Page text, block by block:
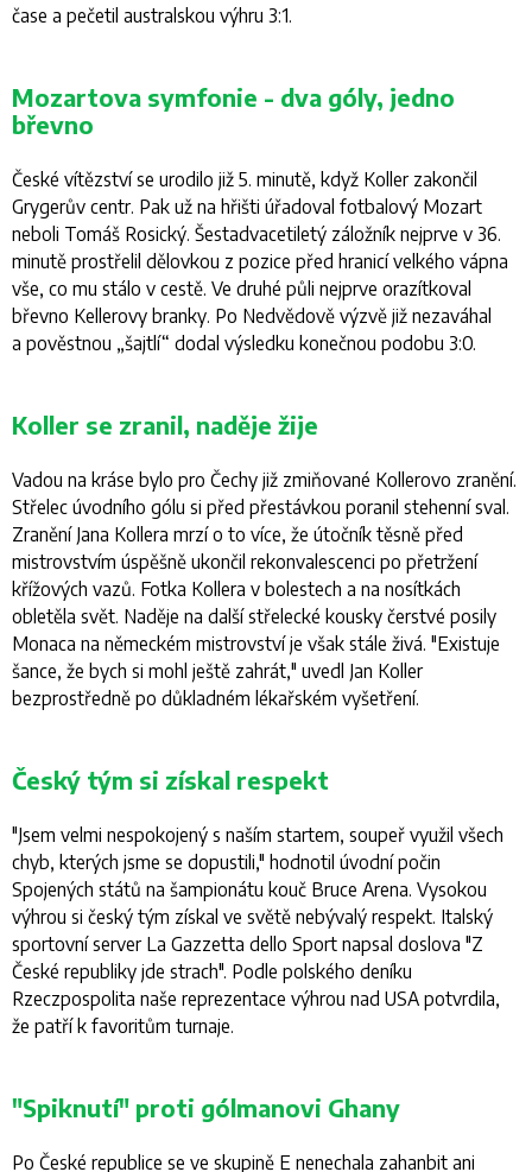
čase a pečetil australskou výhru 3:1.
Mozartova symfonie - dva góly, jedno
břevno
České vítězství se urodilo již 5. minutě, když Koller zakončil
Grygerův centr. Pak už na hřišti úřadoval fotbalový Mozart
neboli Tomáš Rosický. Šestadvacetiletý záložník nejprve v 36.
minutě prostřelil dělovkou z pozice před hranicí velkého vápna
vše, co mu stálo v cestě. Ve druhé půli nejprve orazítkoval
břevno Kellerovy branky. Po Nedvědově výzvě již nezaváhal
a pověstnou „šajtlí“ dodal výsledku konečnou podobu 3:0.
Koller se zranil, naděje žije
Vadou na kráse bylo pro Čechy již zmiňované Kollerovo zranění.
Střelec úvodního gólu si před přestávkou poranil stehenní sval.
Zranění Jana Kollera mrzí o to více, že útočník těsně před
mistrovstvím úspěšně ukončil rekonvalescenci po přetržení
křížových vazů. Fotka Kollera v bolestech a na nosítkách
obletěla svět. Naděje na další střelecké kousky čerstvé posily
Monaca na německém mistrovství je však stále živá. "Existuje
šance, že bych si mohl ještě zahrát," uvedl Jan Koller
bezprostředně po důkladném lékařském vyšetření.
Český tým si získal respekt
"Jsem velmi nespokojený s naším startem, soupeř využil všech
chyb, kterých jsme se dopustili," hodnotil úvodní počin
Spojených států na šampionátu kouč Bruce Arena. Vysokou
výhrou si český tým získal ve světě nebývalý respekt. Italský
sportovní server La Gazzetta dello Sport napsal doslova "Z
České republiky jde strach". Podle polského deníku
Rzeczpospolita naše reprezentace výhrou nad USA potvrdila,
že patří k favoritům turnaje.
"Spiknutí" proti gólmanovi Ghany
Po České republice se ve skupině E nenechala zahanbit ani